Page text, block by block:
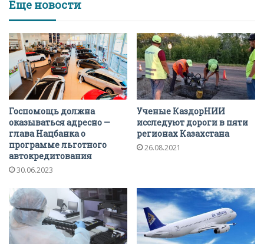
Еще новости
Госпомощь должна
оказываться адресно —
глава Нацбанка о
программе льготного
автокредитования
30.06.2023
Ученые КаздорНИИ
исследуют дороги в пяти
регионах Казахстана
26.08.2021